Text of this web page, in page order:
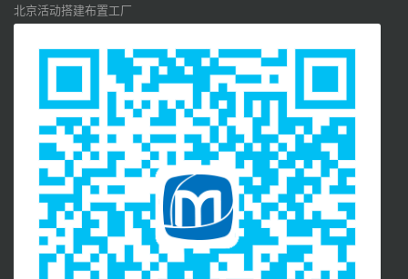
北京活动搭建布置工厂